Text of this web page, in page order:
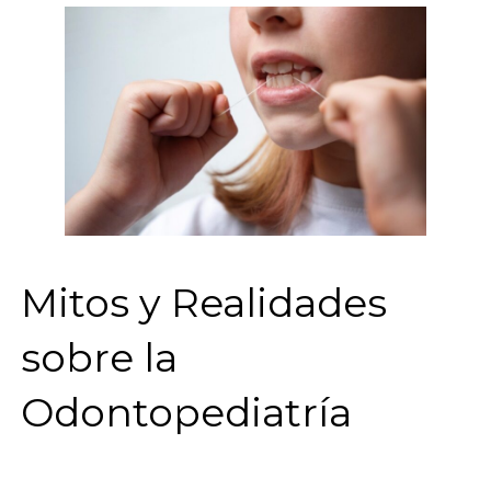
Mitos y Realidades
sobre la
Odontopediatría